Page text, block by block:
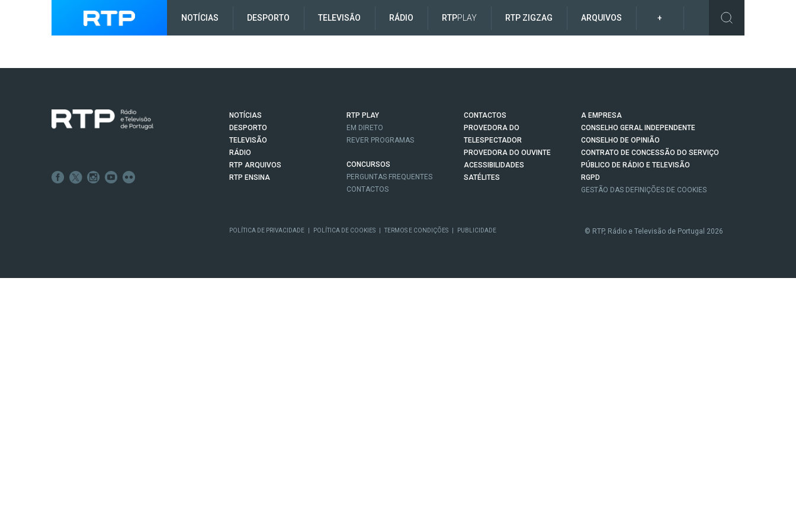
NOTÍCIAS DESPORTO TELEVISÃO RÁDIO RTPPLAY RTP ZIGZAG ARQUIVOS +
NOTÍCIAS
DESPORTO
TELEVISÃO
RÁDIO
RTP ARQUIVOS
RTP ENSINA
RTP PLAY
EM DIRETO
REVER PROGRAMAS
CONCURSOS
PERGUNTAS FREQUENTES
CONTACTOS
CONTACTOS
PROVEDORA DO
TELESPECTADOR
PROVEDORA DO OUVINTE
ACESSIBILIDADES
SATÉLITES
A EMPRESA
CONSELHO GERAL INDEPENDENTE
CONSELHO DE OPINIÃO
CONTRATO DE CONCESSÃO DO SERVIÇO
PÚBLICO DE RÁDIO E TELEVISÃO
RGPD
GESTÃO DAS DEFINIÇÕES DE COOKIES
POLÍTICA DE PRIVACIDADE POLÍTICA DE COOKIES TERMOS E CONDIÇÕES PUBLICIDADE © RTP, Rádio e Televisão de Portugal 2026